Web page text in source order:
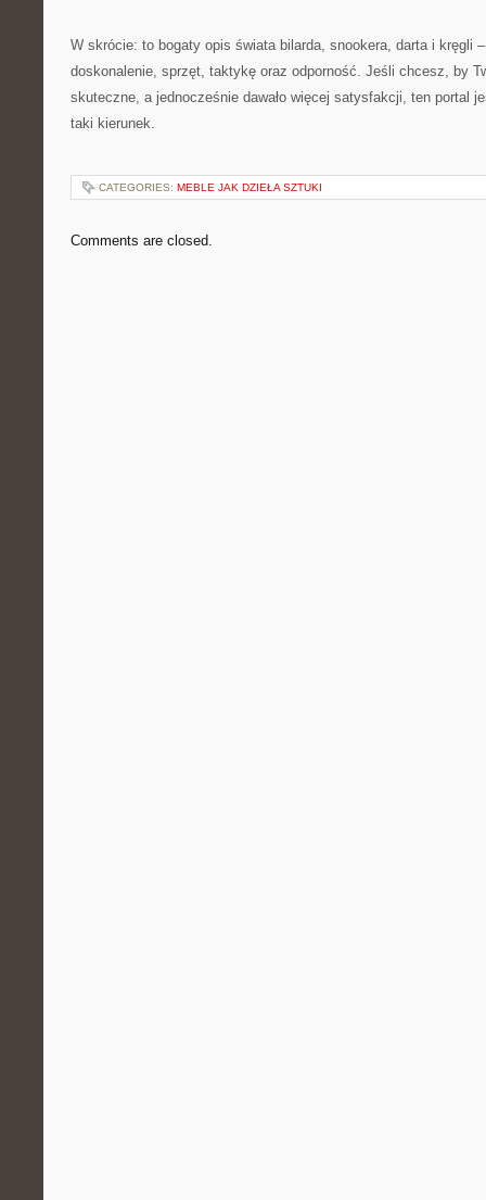
W skrócie: to bogaty opis świata bilarda, snookera, darta i kręgli
doskonalenie, sprzęt, taktykę oraz odporność. Jeśli chcesz, by
skuteczne, a jednocześnie dawało więcej satysfakcji, ten portal
taki kierunek.
CATEGORIES: MEBLE JAK DZIEŁA SZTUKI
Comments are closed.